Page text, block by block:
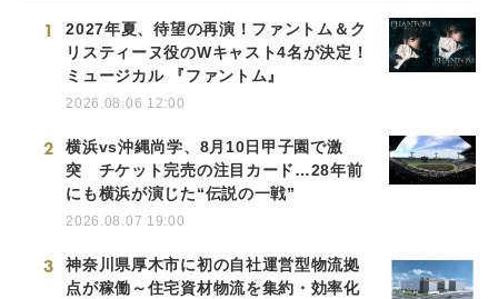
1
2027年夏、待望の再演！ファントム＆ク
リスティーヌ役のWキャスト4名が決定！
ミュージカル 『ファントム』
2026.08.06 12:00
2
横浜vs沖縄尚学、8月10日甲子園で激
突 チケット完売の注目カード…28年前
にも横浜が演じた“伝説の一戦”
2026.08.07 19:00
3
神奈川県厚木市に初の自社運営型物流拠
点が稼働～住宅資材物流を集約・効率化